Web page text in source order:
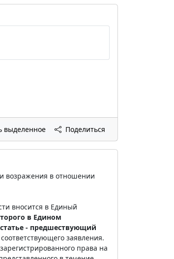
выделенное Поделиться
возражения в отношении
вносится в Единый
в Едином
- предшествующий
заявления.
права на